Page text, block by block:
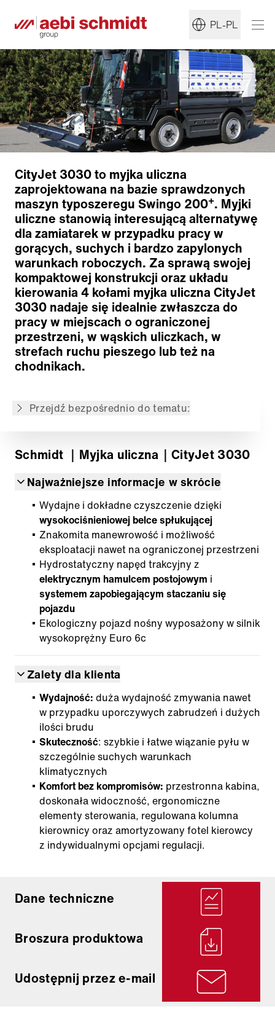
PL-PL
CityJet 3030 to myjka uliczna
zaprojektowana na bazie sprawdzonych
maszyn typoszeregu Swingo 200+. Myjki
uliczne stanowią interesującą alternatywę
dla zamiatarek w przypadku pracy w
gorących, suchych i bardzo zapylonych
warunkach roboczych. Za sprawą swojej
kompaktowej konstrukcji oraz układu
kierowania 4 kołami myjka uliczna CityJet
3030 nadaje się idealnie zwłaszcza do
pracy w miejscach o ograniczonej
przestrzeni, w wąskich uliczkach, w
strefach ruchu pieszego lub też na
chodnikach.
Przejdź bezpośrednio do tematu:
Technologia zmywania
Pompa wodna
Zbiornik na wodę
Belka natryskowa
Ergonomia i komfort
Napęd
Powrót do przeglądu
Schmidt ｜Myjka uliczna ｜CityJet 3030
Najważniejsze informacje w skrócie
Wydajne i dokładne czyszczenie dzięki
wysokociśnieniowej belce spłukującej
Znakomita manewrowość i możliwość
eksploatacji nawet na ograniczonej przestrzeni
Hydrostatyczny napęd trakcyjny z
elektrycznym hamulcem postojowym i
systemem zapobiegającym staczaniu się
pojazdu
Ekologiczny pojazd nośny wyposażony w silnik
wysokoprężny Euro 6c
Zalety dla klienta
Wydajność: duża wydajność zmywania nawet
w przypadku uporczywych zabrudzeń i dużych
ilości brudu
Skuteczność: szybkie i łatwe wiązanie pyłu w
szczególnie suchych warunkach
klimatycznych
Komfort bez kompromisów: przestronna kabina,
doskonała widoczność, ergonomiczne
elementy sterowania, regulowana kolumna
kierownicy oraz amortyzowany fotel kierowcy
z indywidualnymi opcjami regulacji.
Dane techniczne
Broszura produktowa
Udostępnij przez e-mail